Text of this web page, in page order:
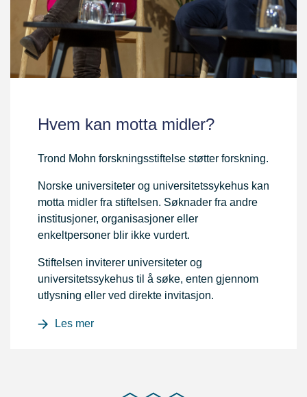
Hvem kan motta midler?
Trond Mohn forskningsstiftelse støtter forskning.
Norske universiteter og universitetssykehus kan
motta midler fra stiftelsen. Søknader fra andre
institusjoner, organisasjoner eller
enkeltpersoner blir ikke vurdert.
Stiftelsen inviterer universiteter og
universitetssykehus til å søke, enten gjennom
utlysning eller ved direkte invitasjon.
Les mer